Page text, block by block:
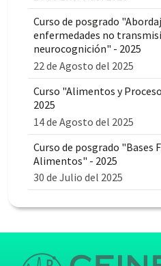
Curso de posgrado
enfermedades no
neurocognición" - 2025
22 de Agosto del 2025
Curso "Alimentos y
2025
14 de Agosto del 2025
Curso de posgrado "Bases
Alimentos" - 2025
30 de Julio del 2025